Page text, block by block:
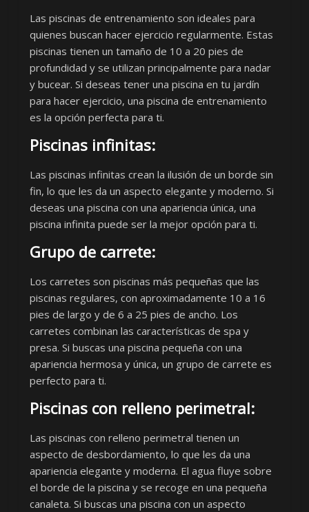
Las piscinas de entrenamiento son ideales para
quienes buscan hacer ejercicio regularmente. Estas
piscinas tienen un tamaño de 10 a 20 pies de
profundidad y se utilizan principalmente para nadar
y bucear. Si deseas tener una piscina en tu jardín
para hacer ejercicio, una piscina de entrenamiento
es la opción perfecta para ti.
Piscinas infinitas:
Las piscinas infinitas crean la ilusión de un borde sin
fin, lo que les da un aspecto elegante y moderno. Si
deseas una piscina con una apariencia única, una
piscina infinita puede ser la mejor opción para ti.
Grupo de carrete:
Los carretes son piscinas más pequeñas que las
piscinas regulares, con aproximadamente 10 a 16
pies de largo y de 6 a 25 pies de ancho. Los
carretes combinan las características de spa y
presa. Si buscas una piscina pequeña con una
apariencia hermosa y única, un grupo de carrete es
perfecto para ti.
Piscinas con relleno perimetral:
Las piscinas con relleno perimetral tienen un
aspecto de desbordamiento, lo que les da una
apariencia elegante y moderna. El agua fluye sobre
el borde de la piscina y se recoge en una pequeña
canaleta. Si buscas una piscina con un aspecto